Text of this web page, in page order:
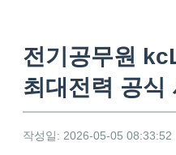
전기공무원
최대전력 공식
작성일: 2026-05-05 08:33:52